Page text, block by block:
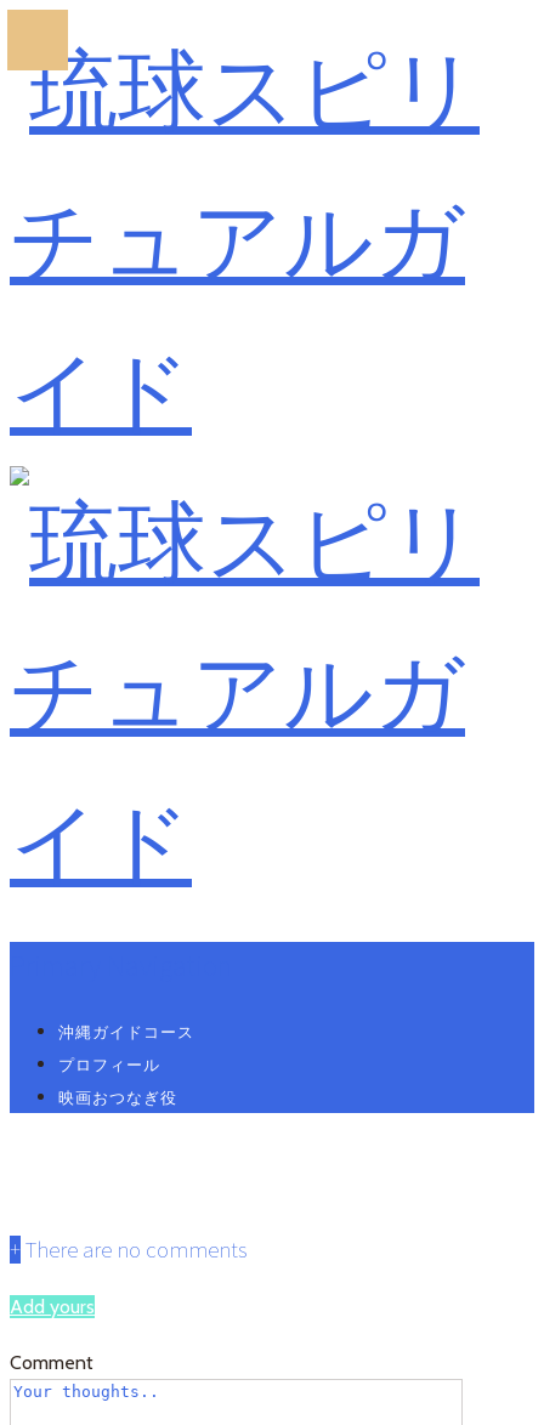
沖縄ガイドコース
プロフィール
映画おつなぎ役
+There are no comments
Add yours
Comment